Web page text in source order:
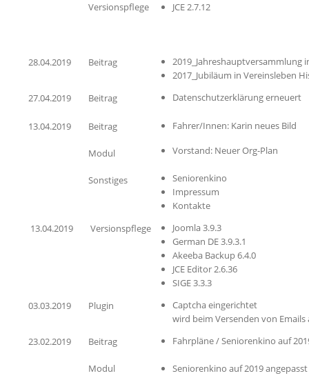
Versionspflege
JCE 2.7.12
28.04.2019 Beitrag
2019_Jahreshauptversammlung
2017_Jubiläum in Vereinsleben
27.04.2019
Beitrag Datenschutzerklärung erneuert
13.04.2019 Beitrag
Modul
Sonstiges
Fahrer/Innen: Karin neues Bild
Vorstand: Neuer Org-Plan
Seniorenkino
Impressum
Kontakte
13.04.2019
Versionspflege
Joomla 3.9.3
German DE 3.9.3.1
Akeeba Backup 6.4.0
JCE Editor 2.6.36
SIGE 3.3.3
03.03.2019
Plugin
Captcha eingerichtet
wird beim Versenden von Emails
23.02.2019
Beitrag
Modul
Fahrpläne / Seniorenkino auf
Seniorenkino auf 2019 angepasst